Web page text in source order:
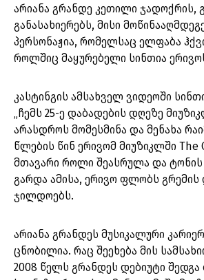
არიანა გრანდე კეთილი ჯადოქრის,
განასახიერებს, მისი
პერსონაჟია, რომელსაც ელფაბა
როლშიც მაყურებელი სინთია
კასტინგის ამსახველ ვიდეოში
„ჩემს 25-ე დაბადების დღეზე
არასდროს მომესმინა და მენახა
წლების წინ ერივომ მიუზიკლში The
მთავარი როლი შეასრულა და
გარდა ამისა, ერივო ფლობს გრემის
ჯილდოებს.
არიანა გრანდეს მუსიკალური
ცნობილია. რაც შეეხება მის
2008 წელს გრანდეს დებიუტი